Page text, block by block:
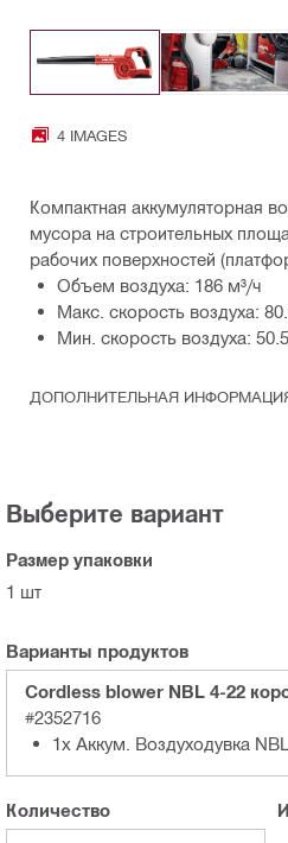
4 IMAGES
Компактная аккумуляторная
мусора на строительных
рабочих поверхностей
Объем воздуха: 186 м³/ч
Макс. скорость воздуха:
Мин. скорость воздуха:
ДОПОЛНИТЕЛЬНАЯ
Выберите вариант
Размер упаковки
1 шт
Варианты продуктов
Cordless blower NBL 4-22
#2352716
1x Аккум. Воздуходувка
Количество